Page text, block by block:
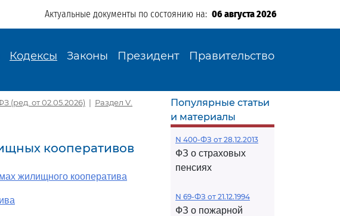
Актуальные документы по состоянию на: 06 августа 2026
Кодексы Законы Президент Правительство
(ред. от 02.05.2026) | Раздел V.
кооперативов
жилищного кооператива
Популярные статьи
и материалы
N 400-ФЗ от 28.12.2013
ФЗ о страховых
пенсиях
N 69-ФЗ от 21.12.1994
ФЗ о пожарной